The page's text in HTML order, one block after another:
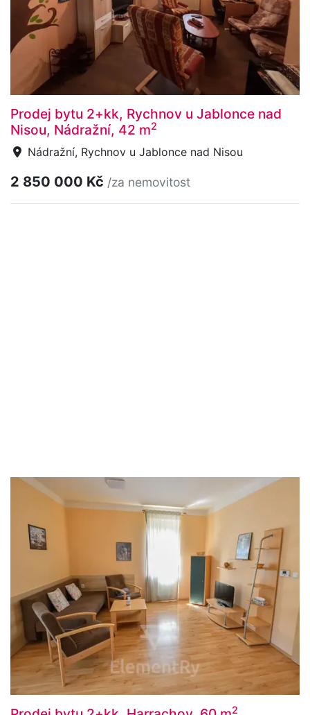
Prodej bytu 2+kk, Rychnov u Jablonce nad
Nisou, Nádražní, 42 m2
Nádražní, Rychnov u Jablonce nad Nisou
2 850 000 Kč /za nemovitost
2